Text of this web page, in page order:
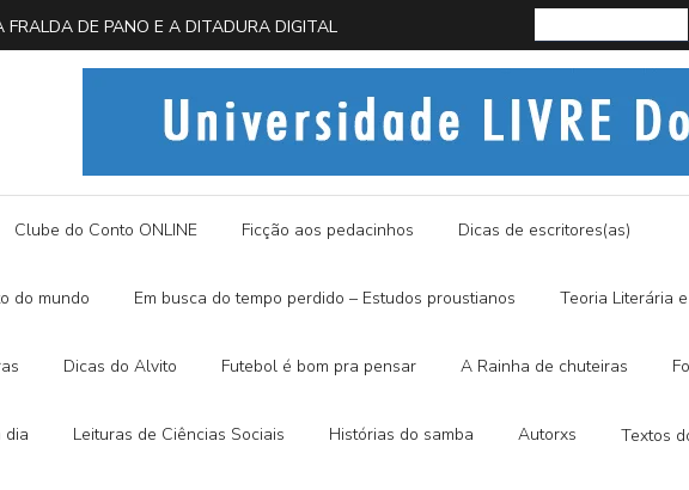
BUSCA DA BORBOLETA AZUL Histórias do Alvito –
Clube do Conto ONLINE Ficção aos pedacinhos Dicas de escritores(as)
do mundo Em busca do tempo perdido – Estudos proustianos Teoria Literária
Dicas do Alvito Futebol é bom pra pensar A Rainha de chuteiras
dia Leituras de Ciências Sociais Histórias do samba Autorxs Textos